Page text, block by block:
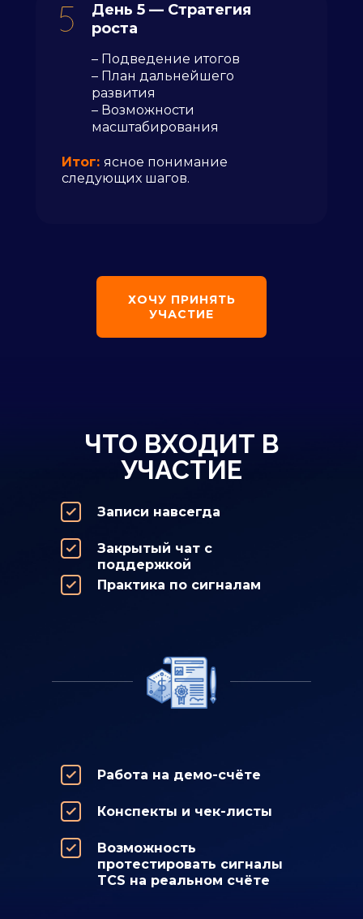
Итог: ясное понимание
следующих шагов.
День 5 — Стратегия
роста
– Подведение итогов
– План дальнейшего
развития
– Возможности
масштабирования
ХОЧУ ПРИНЯТЬ
УЧАСТИЕ
ЧТО ВХОДИТ В
УЧАСТИЕ
Записи навсегда
Закрытый чат с
поддержкой
Практика по сигналам
Работа на демо-счёте
Конспекты и чек-листы
Возможность
протестировать сигналы
TCS на реальном счёте